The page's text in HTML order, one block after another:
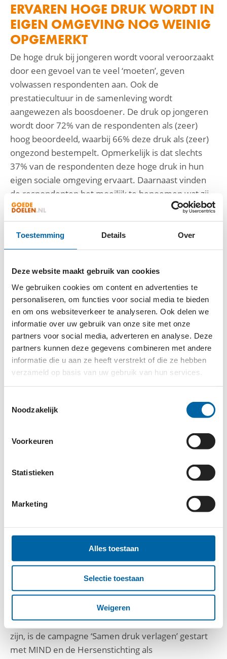
Toestemming Details Over
Deze website maakt gebruik van cookies
We gebruiken cookies om content en advertenties te
personaliseren, om functies voor social media te bieden
en om ons websiteverkeer te analyseren. Ook delen we
informatie over uw gebruik van onze site met onze
partners voor social media, adverteren en analyse. Deze
partners kunnen deze gegevens combineren met andere
informatie die u aan ze heeft verstrekt of die ze hebben
verzameld op basis van uw gebruik van hun services.
Noodzakelijk
Voorkeuren
Statistieken
Marketing
Alles toestaan
Selectie toestaan
Weigeren
ERVAREN HOGE DRUK WORDT IN
EIGEN OMGEVING NOG WEINIG
OPGEMERKT
De hoge druk bij jongeren wordt vooral veroorzaakt
door een gevoel van te veel ‘moeten’, geven
volwassen respondenten aan. Ook de
prestatiecultuur in de samenleving wordt
aangewezen als boosdoener. De druk op jongeren
wordt door 72% van de respondenten als (zeer)
hoog beoordeeld, waarbij 66% deze druk als (zeer)
ongezond bestempelt. Opmerkelijk is dat slechts
37% van de respondenten deze hoge druk in hun
eigen sociale omgeving ervaart. Daarnaast vinden
de respondenten het moeilijk te benoemen wat zij
zelf zouden kunnen bijdragen. Kortom, men is zich
bewust van het maatschappelijke probleem en de
urgentie, maar men ziet niet wat ze zelf kunnen
doen in hun omgeving om bij te dragen aan de
IEDEREEN KAN IETS BETEKENEN
“Het start met bewustwording: ook jongeren in jouw
eigen sociale omgeving ervaren een hoge
prestatiedruk. Je kunt ze daar vaker bij helpen dan
je denkt. Praat erover en denk eens na over welke
rol je kan spelen om de prestatiedruk te verlagen,
bijvoorbeeld door je eigen verwachtingen te
temperen en geluk centraal te stellen in plaats van
prestaties. Daarin kun je als volwassene een
leerkrachten, ouders, iedereen in de omgeving van
Gezonde Generatie Mark Monsma. De
campagne
loopt van 8 t/m 28 januari en is te zien op tv, digitale
advertentieschermen en sociale media. Lees verder
op despeciale campagne-site
wat we samen
OVER DE INITIATIEFNEMERS
De 22 samenwerkende gezondheidsfondsen
werken toe naar eenGezonde Generatiein 2040.
Mentale gezondheid is daar een essentieel
onderdeel van. Gezien de uitdagingen die er nog
zijn, is de campagne ‘Samen druk verlagen’ gestart
met MIND en de Hersenstichting als